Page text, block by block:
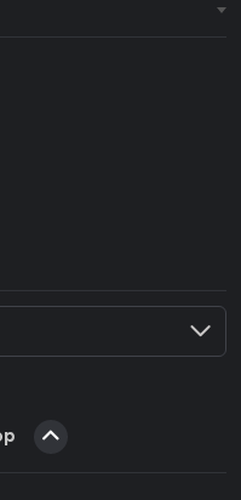
Games?
Connect?